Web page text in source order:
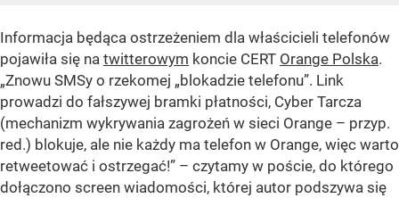
Informacja będąca ostrzeżeniem dla właścicieli telefonów
pojawiła się na twitterowym koncie CERT Orange Polska.
„Znowu SMSy o rzekomej „blokadzie telefonu”. Link
prowadzi do fałszywej bramki płatności, Cyber Tarcza
(mechanizm wykrywania zagrożeń w sieci Orange – przyp.
red.) blokuje, ale nie każdy ma telefon w Orange, więc warto
retweetować i ostrzegać!” – czytamy w poście, do którego
dołączono screen wiadomości, której autor podszywa się